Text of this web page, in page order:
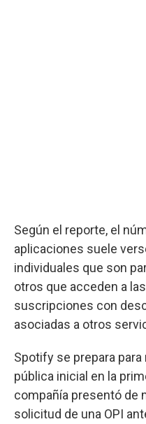
Según el reporte, el
aplicaciones suele
individuales que son
otros que acceden a
suscripciones con
asociadas a otros
Spotify se prepara
pública inicial en la
compañía presentó de
solicitud de una OPI